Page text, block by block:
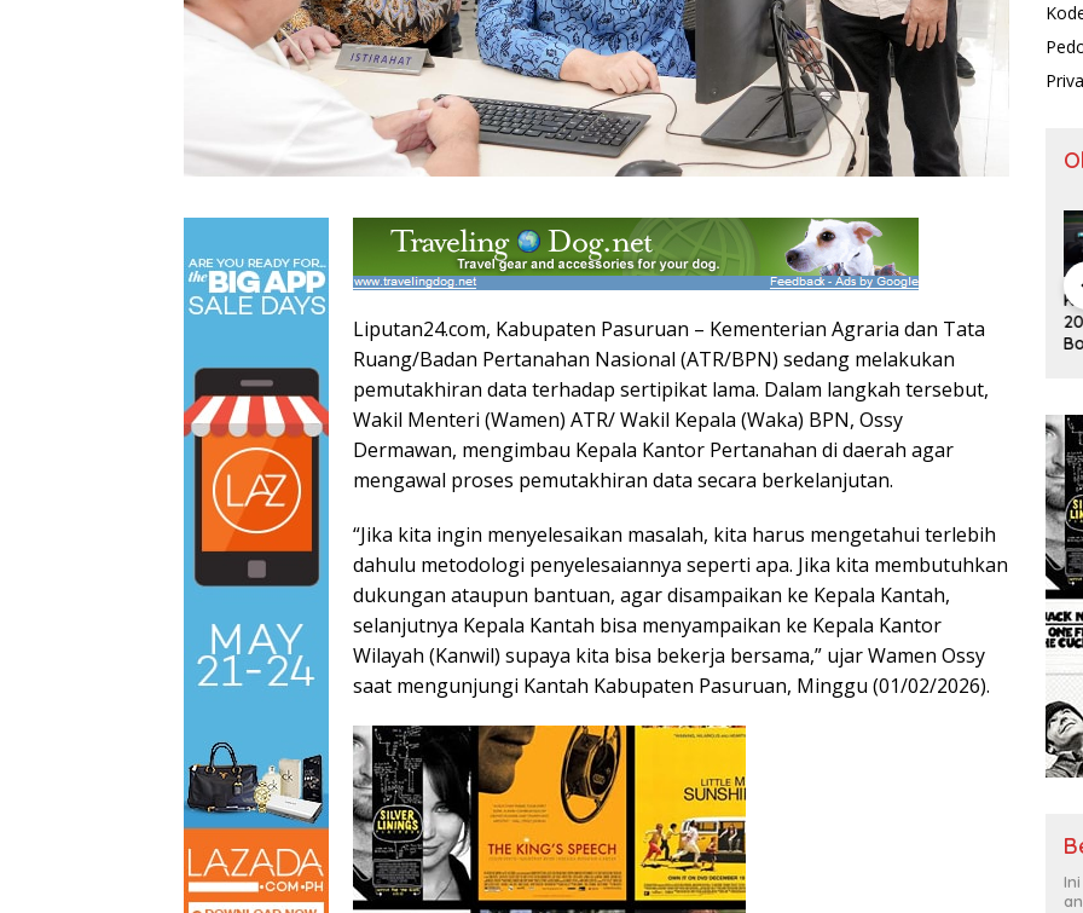
Liputan24.com, Kabupaten Pasuruan – Kementerian Agraria dan Tata
Ruang/Badan Pertanahan Nasional (ATR/BPN) sedang melakukan
pemutakhiran data terhadap sertipikat lama. Dalam langkah tersebut,
Wakil Menteri (Wamen) ATR/ Wakil Kepala (Waka) BPN, Ossy
Dermawan, mengimbau Kepala Kantor Pertanahan di daerah agar
mengawal proses pemutakhiran data secara berkelanjutan.
“Jika kita ingin menyelesaikan masalah, kita harus mengetahui terlebih
dahulu metodologi penyelesaiannya seperti apa. Jika kita membutuhkan
dukungan ataupun bantuan, agar disampaikan ke Kepala Kantah,
selanjutnya Kepala Kantah bisa menyampaikan ke Kepala Kantor
Wilayah (Kanwil) supaya kita bisa bekerja bersama,” ujar Wamen Ossy
saat mengunjungi Kantah Kabupaten Pasuruan, Minggu (01/02/2026).
Tontowi
Ahmad/Liliy
Juara Dunia
Kedua
Pergantian
Jitu Luis
Milla yang
Mengantar
Indonesia
ke Semifinal
Tunggal
Paceklik
Gelar All
Tahun, Ini
Saran Untuk
Jonatan
dkk
2019 Usai
Bottas
Menangi GP
Australia
Tontowi
ana Natsir
Sabet Gelar
Juara Dunia
Kedua
Pergantian
Milla yang
Mengantar
Indonesia
ke Semifinal
Paceklik
Gelar All
Tahun, Ini
Jonatan
dkk